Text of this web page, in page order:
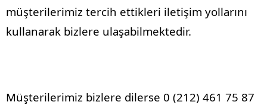
müşterilerimiz tercih ettikleri iletişim yollarını
kullanarak bizlere ulaşabilmektedir.
Müşterilerimiz bizlere dilerse 0 (212) 461 75 87